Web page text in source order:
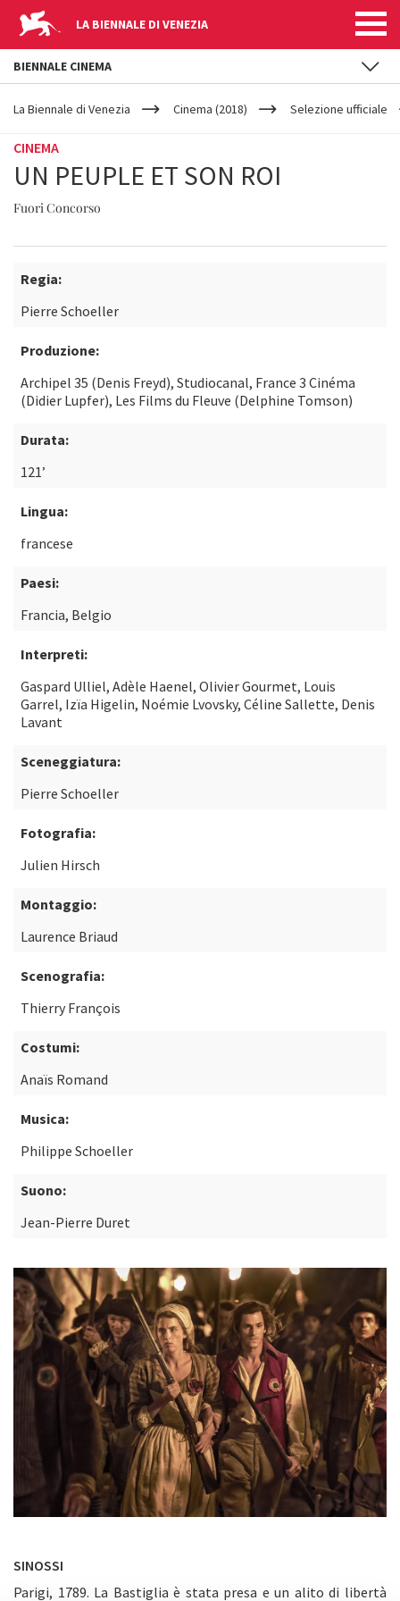
LA BIENNALE DI VENEZIA
YOUR
ARE
La Biennale di Venezia Cinema (2018) Selezione ufficiale
CINEMA
UN PEUPLE ET SON ROI
Fuori Concorso
Regia:
Pierre Schoeller
Produzione:
Archipel 35 (Denis Freyd), Studiocanal, France 3 Cinéma
(Didier Lupfer), Les Films du Fleuve (Delphine Tomson)
Durata:
121’
Lingua:
francese
Paesi:
Francia, Belgio
Interpreti:
Gaspard Ulliel, Adèle Haenel, Olivier Gourmet, Louis
Garrel, Izïa Higelin, Noémie Lvovsky, Céline Sallette, Denis
Lavant
Sceneggiatura:
Pierre Schoeller
Fotografia:
Julien Hirsch
Montaggio:
Laurence Briaud
Scenografia:
Thierry François
Costumi:
Anaïs Romand
Musica:
Philippe Schoeller
Suono:
Jean-Pierre Duret
SINOSSI
Parigi, 1789. La Bastiglia è stata presa e un alito di libertà
BIENNALE CINEMA